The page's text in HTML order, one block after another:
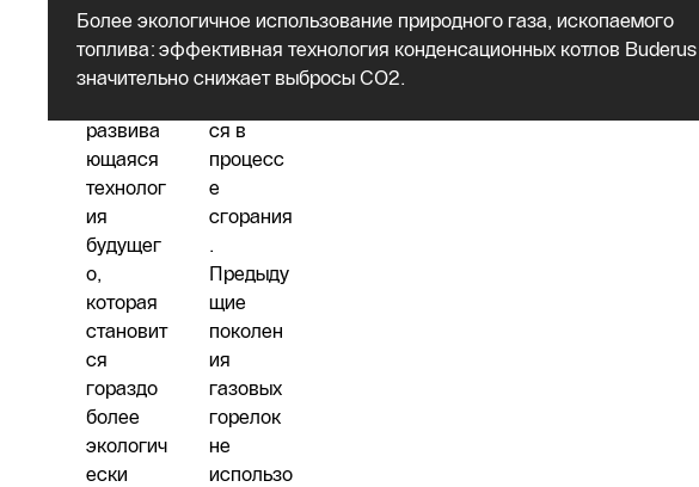
Более экологичное использование природного газа, ископаемого
топлива: эффективная технология конденсационных котлов Buderus
значительно снижает выбросы CO2.
Обогрев
природн
ым газом
развива
ющаяся
технолог
ия
будущег
о,
которая
становит
ся
гораздо
более
экологич
ески
Водяной
пар
ся в
процесс
е
сгорания
.
Предыду
щие
поколен
ия
газовых
горелок
не
использо